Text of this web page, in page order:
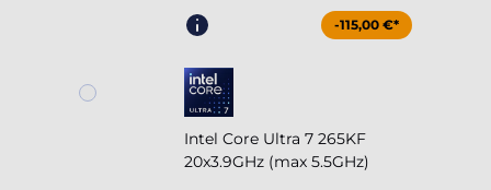
-115,00 €*
Intel Core Ultra 7 265KF
20x3.9GHz (max 5.5GHz)